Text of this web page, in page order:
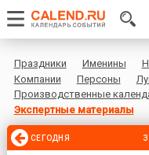
Праздники Именины
Компании
Персоны
Производственные
Экспертные материалы
СЕГОДНЯ